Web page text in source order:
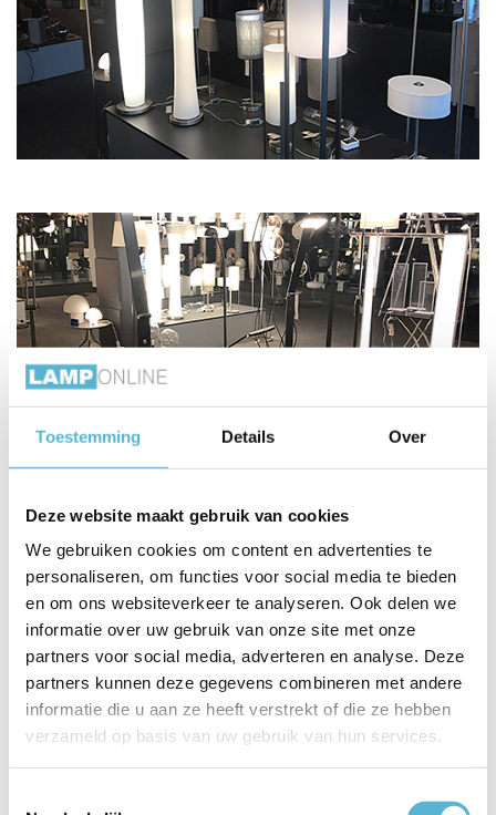
Toestemming Details Over
Deze website maakt gebruik van cookies
We gebruiken cookies om content en advertenties te
personaliseren, om functies voor social media te bieden
en om ons websiteverkeer te analyseren. Ook delen we
informatie over uw gebruik van onze site met onze
partners voor social media, adverteren en analyse. Deze
partners kunnen deze gegevens combineren met andere
informatie die u aan ze heeft verstrekt of die ze hebben
verzameld op basis van uw gebruik van hun services.